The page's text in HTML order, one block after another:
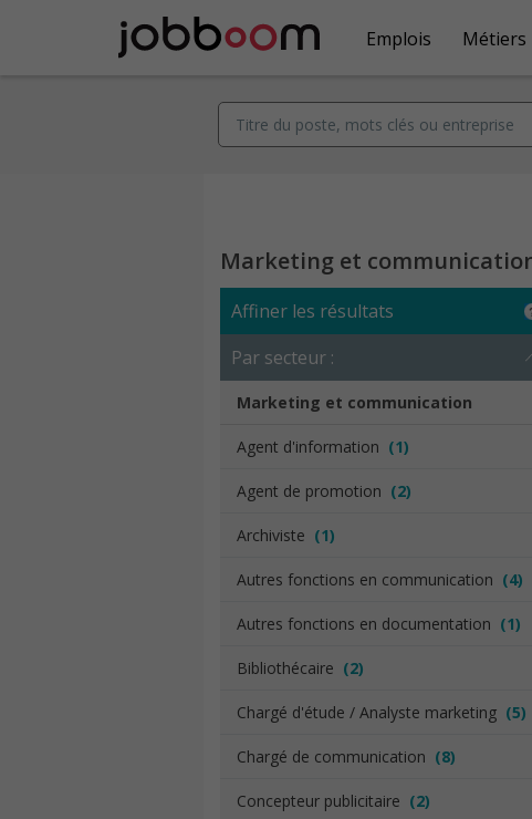
Emplois Métiers
Marketing et
Affiner les résultats
Par secteur :
Marketing et communication
Agent d'information (1)
Agent de promotion (2)
Archiviste (1)
Autres fonctions en communication (4)
Autres fonctions en documentation (1)
Bibliothécaire (2)
Chargé d'étude / Analyste marketing (5)
Chargé de communication (8)
Concepteur publicitaire (2)